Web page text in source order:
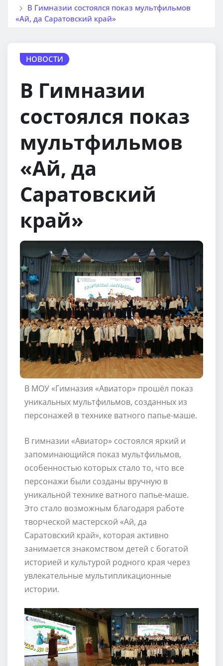
В Гимназии состоялся показ мультфильмов
«Ай, да Саратовский край»
НОВОСТИ
В Гимназии
состоялся показ
мультфильмов
«Ай, да
Саратовский
край»
В МОУ «Гимназия «Авиатор» прошёл показ
уникальных мультфильмов, созданных из
персонажей в технике ватного папье-маше.
В гимназии «Авиатор» состоялся яркий и
запоминающийся показ мультфильмов,
особенностью которых стало то, что все
персонажи были созданы вручную в
уникальной технике ватного папье-маше.
Это стало возможным благодаря работе
творческой мастерской «Ай, да
Саратовский край», которая активно
занимается знакомством детей с богатой
историей и культурой родного края через
увлекательные мультипликационные
истории.